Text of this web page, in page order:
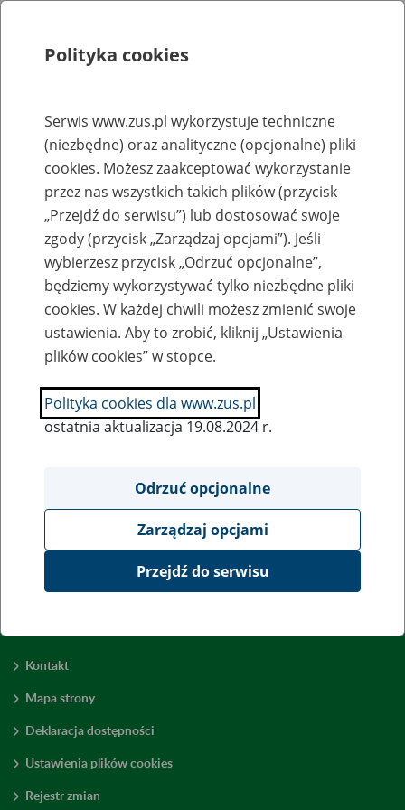
Rejestry, ewidencje i archiwa
Baza zlikwidowanych lub
przekształconych zakładów pracy
Nazwa zakładu pracy:
SZUKAJ
Wyświetl wszystkie
Kontakt
Mapa strony
Deklaracja dostępności
Ustawienia plików cookies
Rejestr zmian
Polityka cookies
Serwis www.zus.pl wykorzystuje techniczne
(niezbędne) oraz analityczne (opcjonalne) pliki
cookies. Możesz zaakceptować wykorzystanie
przez nas wszystkich takich plików (przycisk
„Przejdź do serwisu”) lub dostosować swoje
zgody (przycisk „Zarządzaj opcjami”). Jeśli
wybierzesz przycisk „Odrzuć opcjonalne”,
będziemy wykorzystywać tylko niezbędne pliki
cookies. W każdej chwili możesz zmienić swoje
ustawienia. Aby to zrobić, kliknij „Ustawienia
plików cookies” w stopce.
Polityka cookies dla www.zus.pl
ostatnia aktualizacja 19.08.2024 r.
Odrzuć opcjonalne
Zarządzaj opcjami
Przejdź do serwisu